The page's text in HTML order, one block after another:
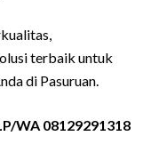
terbaik untuk
di Pasuruan.
WA 08129291318